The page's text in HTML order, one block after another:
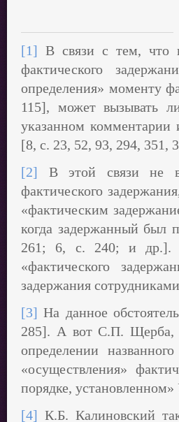
[1] В связи с тем, что
фактического
определения» моменту
115], может вызывать
указанном комментарии
[8, с. 23, 52, 93, 294, 351,
[2] В этой связи не
фактического
«фактическим
когда задержанный был
261; 6, с. 240; и др.].
«фактического
задержания
[3] На данное
285]. А вот С.П. Щерба,
определении
«осуществления»
порядке,
[4] К.Б. Калиновский